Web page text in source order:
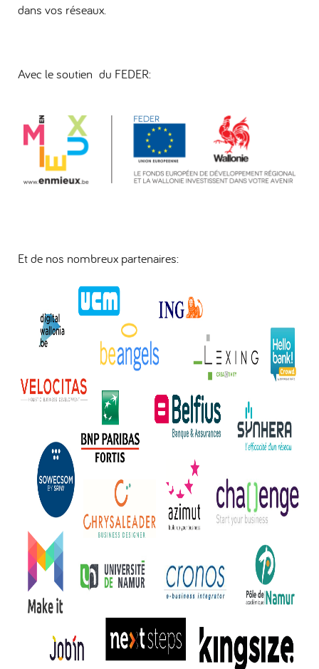
dans vos réseaux.
Avec le soutien du FEDER:
Et de nos nombreux partenaires: